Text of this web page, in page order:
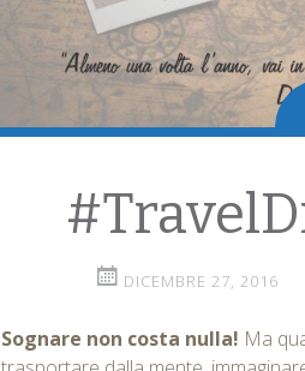
DICEMBRE 27, 2016
Sognare non costa nulla! Ma